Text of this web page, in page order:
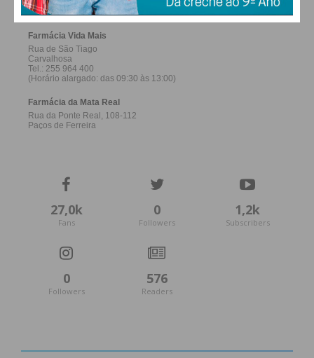
27,0k
Fans
0
Followers
1,2k
Subscribers
0
Followers
576
Readers